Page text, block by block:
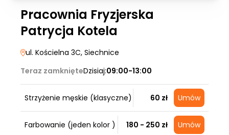
Pracownia Fryzjerska
Patrycja Kotela
ul. Kościelna 3C, Siechnice
Teraz zamknięteDzisiaj:09:00-13:00
Strzyżenie męskie (klasyczne) 60 zł Umów
Farbowanie (jeden kolor ) 180 - 250 zł Umów